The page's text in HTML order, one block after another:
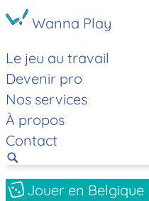
Wanna Play
Le jeu au travail
Devenir pro
Nos services
À propos
Contact
Jouer en Belgique